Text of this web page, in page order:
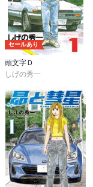
セールあり
頭文字Ｄ
しげの秀一